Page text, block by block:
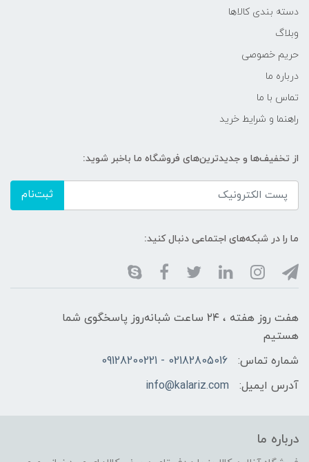
دسته بندی کالاها
وبلاگ
حریم خصوصی
درباره ما
تماس با ما
راهنما و شرایط خرید
از تخفیف‌ها و جدیدترین‌های فروشگاه ما باخبر شوید:
ثبت‌نام
ما را در شبکه‌های اجتماعی دنبال کنید:
هفت روز هفته ، ۲۴ ساعت شبانه‌روز پاسخگوی شما
هستیم
شماره تماس:
02182805016 - 09128200221
آدرس ایمیل:
info@kalariz.com
درباره ما